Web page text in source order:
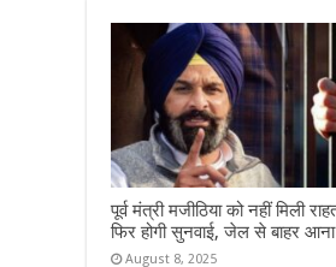
पूर्व मंत्री मजीठिया को नहीं मिली
फिर होगी सुनवाई, जेल से बाहर
August 8, 2025